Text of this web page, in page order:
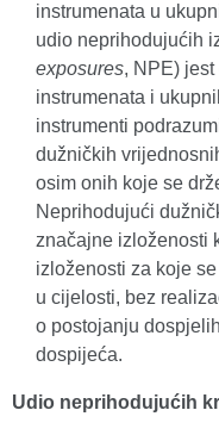
instrumenata u
udio neprihodujućih
exposures, NPE)
instrumenata i
instrumenti
dužničkih
osim onih koje se
Neprihodujući
značajne izloženosti
izloženosti za koje
u cijelosti, bez
o postojanju
dospijeća.
Udio neprihodujućih